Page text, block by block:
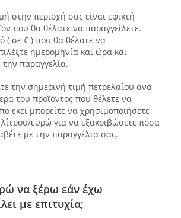
στην περιοχή σας είναι εφικτή
που θα θέλατε να παραγγείλετε.
( σε € ) που θα θέλατε να
ημερομηνία και ώρα και
παραγγελία.
την σημερινή τιμή πετρελαίου ανα
του προϊόντος που θέλετε να
εκεί μπορείτε να χρησιμοποιήσετε
ευρώ για να εξακριβώσετε πόσα
με την παραγγέλια σας.
να ξέρω εάν έχω
με επιτυχία;